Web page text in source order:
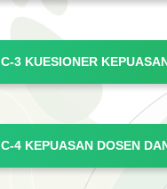
C-3 KUESIONER
C-4 KEPUASAN DOSEN